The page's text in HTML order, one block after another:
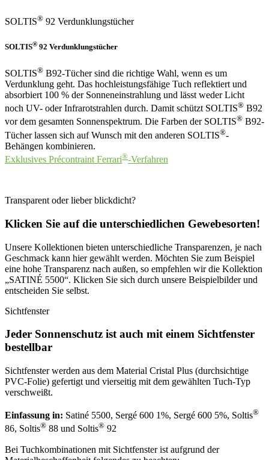
SOLTIS® 92 Verdunklungstücher
SOLTIS® 92 Verdunklungstücher
SOLTIS® B92-Tücher sind die richtige Wahl, wenn es um
Verdunklung geht. Das hochleistungsfähige Tuch reflektiert und
absorbiert 100 % der Sonneneinstrahlung und lässt weder Licht
noch UV- oder Infrarotstrahlen durch. Damit schützt SOLTIS® B92
vor dem gesamten Sonnenspektrum. Die Farben der SOLTIS® B92-
Tücher lassen sich auf Wunsch mit den anderen SOLTIS®-
Behängen kombinieren.
Exklusives Précontraint Ferrari®-Verfahren
Transparent oder lieber blickdicht?
Klicken Sie auf die unterschiedlichen Gewebesorten!
Unsere Kollektionen bieten unterschiedliche Transparenzen, je nach
Geschmack kann hier gewählt werden. Möchten Sie zum Beispiel
eine hohe Transparenz nach außen, so empfehlen wir die Kollektion
„SATINÉ 5500“. Klicken Sie sich durch unsere Beispielbilder und
entscheiden Sie selbst.
Sichtfenster
Jeder Sonnenschutz ist auch mit einem Sichtfenster
bestellbar
Sichtfenster werden aus dem Material Cristal Plus (durchsichtige
PVC-Folie) gefertigt und vierseitig mit dem gewählten Tuch-Typ
verschweißt.
Einfassung in: Satiné 5500, Sergé 600 1%, Sergé 600 5%, Soltis®
86, Soltis® 88 und Soltis® 92
Bei Tuchkombinationen mit Sichtfenster ist aufgrund der